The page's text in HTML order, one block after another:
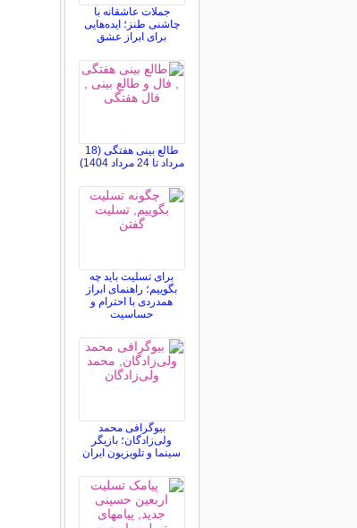
جملات عاشقانه با
چاشنی طنز؛ ایده‌هایی
برای ابراز عشق
طالع بینی هفتگی (18
مرداد تا 24 مرداد 1404)
برای تسلیت باید چه
بگوییم؛ راهنمای ابراز
همدردی با احترام و
حساسیت
بیوگرافی محمد
ولی‌زادگان؛ بازیگر
سینما و تلویزیون ایران